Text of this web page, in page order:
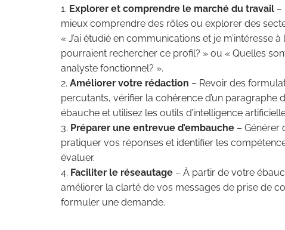
Explorer et comprendre le marché du travail –
mieux comprendre des rôles ou explorer des
« J’ai étudié en communications et je m’intéresse
pourraient rechercher ce profil? » ou « Quelles
analyste fonctionnel? ».
Améliorer votre rédaction – Revoir des
percutants, vérifier la cohérence d’un paragraphe
ébauche et utilisez les outils d’intelligence
Préparer une entrevue d’embauche – Générer
pratiquer vos réponses et identifier les
évaluer.
Faciliter le réseautage – À partir de votre
améliorer la clarté de vos messages de prise de
formuler une demande.